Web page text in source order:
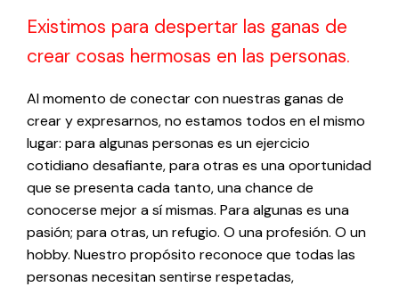
Existimos para despertar las ganas de
crear cosas hermosas en las personas.
Al momento de conectar con nuestras ganas de
crear y expresarnos, no estamos todos en el mismo
lugar: para algunas personas es un ejercicio
cotidiano desafiante, para otras es una oportunidad
que se presenta cada tanto, una chance de
conocerse mejor a sí mismas. Para algunas es una
pasión; para otras, un refugio. O una profesión. O un
hobby. Nuestro propósito reconoce que todas las
personas necesitan sentirse respetadas,